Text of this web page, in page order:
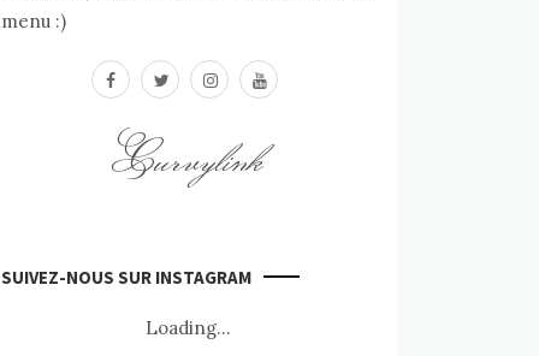
menu :)
facebooktwitterinstagram
youtube
Curvylink
SUIVEZ-NOUS SUR INSTAGRAM
Loading...